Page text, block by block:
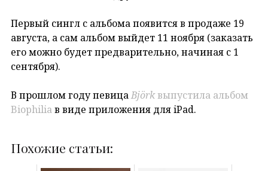
Первый сингл с альбома появится в продаже 19
августа, а сам альбом выйдет 11 ноября (заказать
его можно будет предварительно, начиная с 1
сентября).
В прошлом году певицаBjörkвыпустила альбом
Biophiliaв виде приложения для iPad.
Похожие статьи: